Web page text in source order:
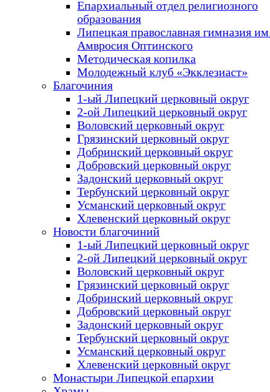
Епархиальный отдел религиозного
образования
Липецкая православная гимназия
Амвросия Оптинского
Методическая копилка
Молодежный клуб «Экклезиаст»
Благочиния
1-ый Липецкий церковный округ
2-ой Липецкий церковный округ
Воловский церковный округ
Грязинский церковный округ
Добринский церковный округ
Добровский церковный округ
Задонский церковный округ
Тербунский церковный округ
Усманский церковный округ
Хлевенский церковный округ
Новости благочиний
1-ый Липецкий церковный округ
2-ой Липецкий церковный округ
Воловский церковный округ
Грязинский церковный округ
Добринский церковный округ
Добровский церковный округ
Задонский церковный округ
Тербунский церковный округ
Усманский церковный округ
Хлевенский церковный округ
Монастыри Липецкой епархии